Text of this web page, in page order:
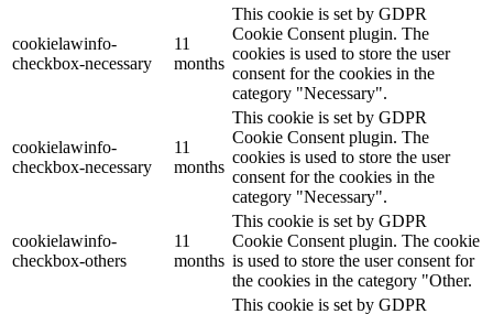
cookielawinfo-
checkbox-necessary
11
months
This cookie is set by GDPR
Cookie Consent plugin. The
cookies is used to store the user
consent for the cookies in the
category "Necessary".
cookielawinfo-
checkbox-necessary
11
months
This cookie is set by GDPR
Cookie Consent plugin. The
cookies is used to store the user
consent for the cookies in the
category "Necessary".
cookielawinfo-
checkbox-others
11
months
This cookie is set by GDPR
Cookie Consent plugin. The cookie
is used to store the user consent for
the cookies in the category "Other.
This cookie is set by GDPR